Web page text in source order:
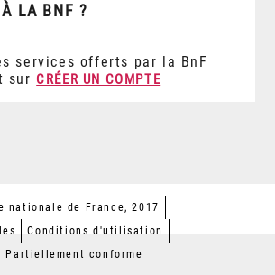
À LA BNF ?
services offerts par la BnF
sur CRÉER UN COMPTE
nationale de France, 2017
Conditions d'utilisation
conforme